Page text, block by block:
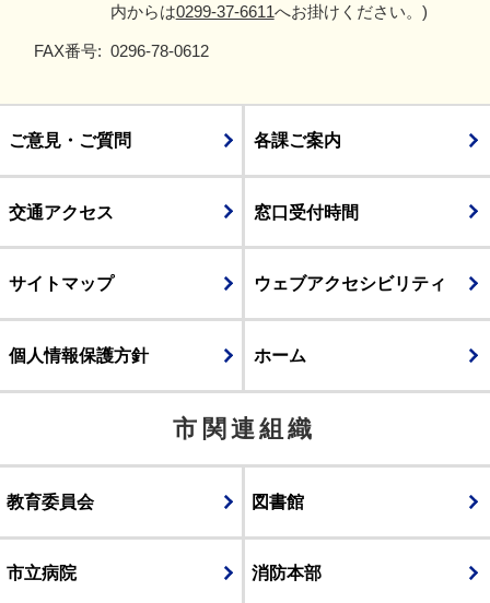
内からは0299-37-6611へお掛けください。)
FAX番号: 0296-78-0612
ご意見・ご質問 各課ご案内
交通アクセス 窓口受付時間
サイトマップ ウェブアクセシビリティ
個人情報保護方針 ホーム
市関連組織
教育委員会 図書館
市立病院 消防本部